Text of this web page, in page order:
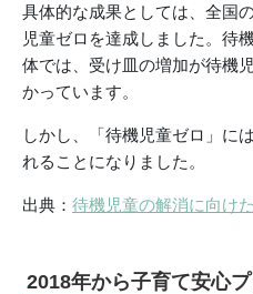
具体的な成果としては、全国
児童ゼロを達成しました。待
体では、受け皿の増加が待機
かっています。
しかし、「待機児童ゼロ」に
れることになりました。
出典： 待機児童の解消に向け
2018年から子育て安心